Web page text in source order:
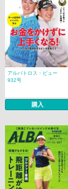
アルバトロス・ビュー
932号
購入